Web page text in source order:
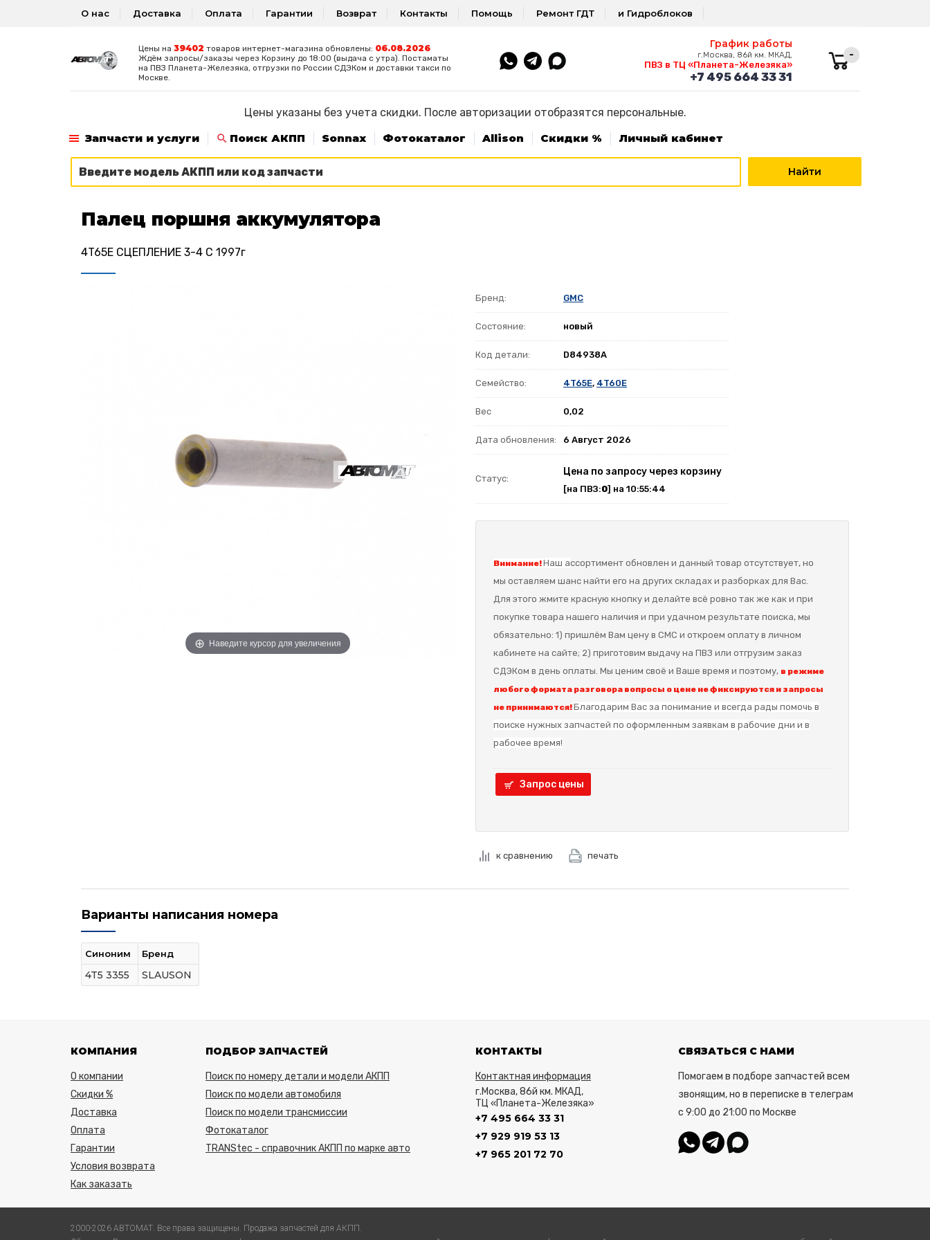
О нас Доставка Оплата Гарантии Возврат Контакты Помощь Ремонт ГДТ и Гидроблоков
Цены на 39402 товаров интернет-магазина обновлены: 06.08.2026
Ждём запросы/заказы через Корзину до 18:00 (выдача с утра). Постаматы
на ПВЗ Планета-Железяка, отгрузки по России СДЭКом и доставки такси по
Москве.
График работы
г.Москва, 86й км. МКАД,
ПВЗ в ТЦ «Планета-Железяка»
+7 495 664 33 31
-
Цены указаны без учета скидки. После авторизации отобразятся персональные.
Запчасти и услуги
Поиск АКПП Sonnax Фотокаталог Allison Скидки % Личный кабинет
Палец поршня аккумулятора
4T65E СЦЕПЛЕНИЕ 3-4 C 1997г
Наведите курсор для увеличения
Бренд: GMC
Состояние: новый
Код детали: D84938A
Семейство: 4T65E, 4T60E
Вес 0,02
Дата обновления: 6 Август 2026
Статус:
Цена по запросу через корзину
[на ПВЗ:0] на 10:55:44
Внимание!Наш ассортимент обновлен и данный товар отсутствует, но
мы оставляем шанс найти его на других складах и разборках для Вас.
Для этого жмите красную кнопку и делайте всё ровно так же как и при
покупке товара нашего наличия и при удачном результате поиска, мы
обязательно: 1) пришлём Вам цену в СМС и откроем оплату в личном
кабинете на сайте; 2) приготовим выдачу на ПВЗ или отгрузим заказ
СДЭКом в день оплаты. Мы ценим своё и Ваше время и поэтому, в режиме
любого формата разговора вопросы о цене не фиксируются и запросы
не принимаются!Благодарим Вас за понимание и всегда рады помочь в
поиске нужных запчастей по оформленным заявкам в рабочие дни и в
рабочее время!
Запрос цены
к сравнению печать
Варианты написания номера
Синоним Бренд
4T5 3355 SLAUSON
КОМПАНИЯ
О компании
Скидки %
Доставка
Оплата
Гарантии
Условия возврата
Как заказать
ПОДБОР ЗАПЧАСТЕЙ
Поиск по номеру детали и модели АКПП
Поиск по модели автомобиля
Поиск по модели трансмиссии
Фотокаталог
TRANStec - справочник АКПП по марке авто
КОНТАКТЫ
Контактная информация
г.Москва, 86й км. МКАД,
ТЦ «Планета-Железяка»
+7 495 664 33 31
+7 929 919 53 13
+7 965 201 72 70
СВЯЗАТЬСЯ С НАМИ
Помогаем в подборе запчастей всем
звонящим, но в переписке в телеграм
с 9:00 до 21:00 по Москве
2000-2026 АВТОМАТ. Все права защищены. Продажа запчастей для АКПП.